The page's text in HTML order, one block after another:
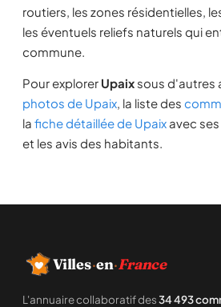
routiers, les zones résidentielles,
les éventuels reliefs naturels qui
commune.
Pour explorer Upaix sous d'autres
photos de Upaix, la liste des
la fiche détaillée de Upaix avec
et les avis des habitants.
Villes·en·France
L'annuaire collaboratif des34 493